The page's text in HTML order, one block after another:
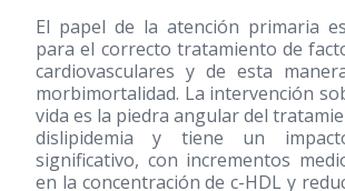
El papel de la atención primaria
para el correcto tratamiento de
cardiovasculares y de esta
morbimortalidad. La intervención
vida es la piedra angular del
dislipidemia y tiene un
significativo, con incrementos
en la concentración de c-HDL y